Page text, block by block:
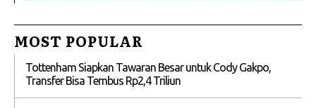
MOST POPULAR
Tottenham Siapkan Tawaran Besar untuk Cody Gakpo,
Transfer Bisa Tembus Rp2,4 Triliun